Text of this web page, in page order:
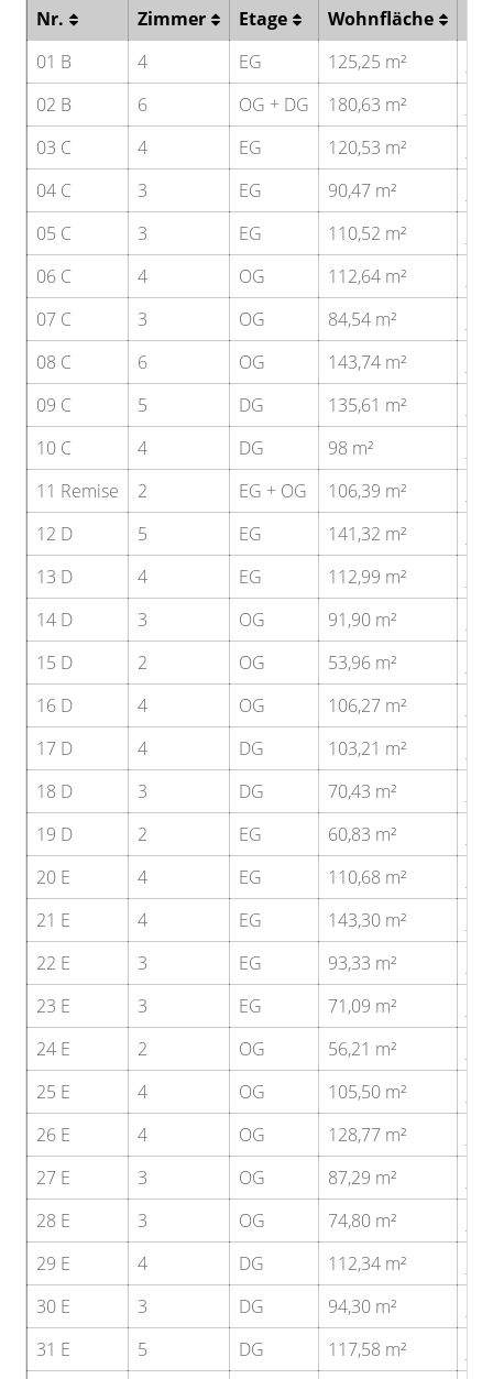
Nr. Zimmer Etage Wohnfläche
01 B
4 EG 125,25 m²
02 B
6 OG + DG 180,63 m²
03 C
4 EG 120,53 m²
04 C
3 EG 90,47 m²
05 C
3 EG 110,52 m²
06 C
4 OG 112,64 m²
07 C
3 OG 84,54 m²
08 C
6 OG 143,74 m²
09 C
5 DG 135,61 m²
10 C
4 DG 98 m²
11 Remise
2 EG + OG 106,39 m²
12 D
5 EG 141,32 m²
13 D
4 EG 112,99 m²
14 D
3 OG 91,90 m²
15 D
2 OG 53,96 m²
16 D
4 OG 106,27 m²
17 D
4 DG 103,21 m²
18 D
3 DG 70,43 m²
19 D
2 EG 60,83 m²
20 E
4 EG 110,68 m²
21 E
4 EG 143,30 m²
22 E
3 EG 93,33 m²
23 E
3 EG 71,09 m²
24 E
2 OG 56,21 m²
25 E
4 OG 105,50 m²
26 E
4 OG 128,77 m²
27 E
3 OG 87,29 m²
28 E
3 OG 74,80 m²
29 E
4 DG 112,34 m²
30 E
3 DG 94,30 m²
31 E
5 DG 117,58 m²